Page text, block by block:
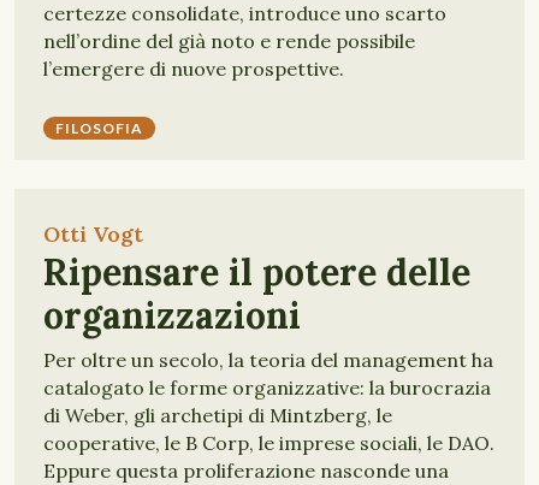
certezze consolidate, introduce uno scarto
nell’ordine del già noto e rende possibile
l’emergere di nuove prospettive.
FILOSOFIA
Otti Vogt
Ripensare il potere delle
organizzazioni
Per oltre un secolo, la teoria del management ha
catalogato le forme organizzative: la burocrazia
di Weber, gli archetipi di Mintzberg, le
cooperative, le B Corp, le imprese sociali, le DAO.
Eppure questa proliferazione nasconde una